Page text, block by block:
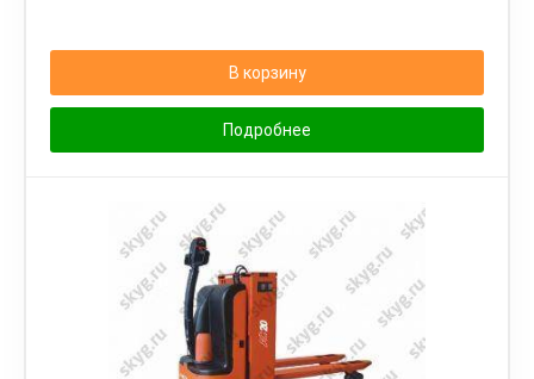
В корзину
Подробнее